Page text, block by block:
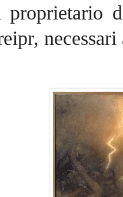
proprietario
,